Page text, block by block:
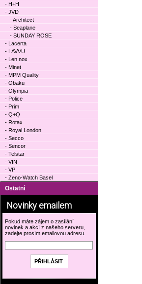
- H+H
- JVD
- Architect
- Seaplane
- SUNDAY ROSE
- Lacerta
- LAVVU
- Len.nox
- Minet
- MPM Quality
- Obaku
- Olympia
- Police
- Prim
- Q+Q
- Rotax
- Royal London
- Secco
- Sencor
- Telstar
- VIN
- VP
- Zeno-Watch Basel
Ostatní
Novinky emailem
Pokud máte zájem o zasílání
novinek a akcí z našeho serveru,
zadejte prosím emailovou adresu.